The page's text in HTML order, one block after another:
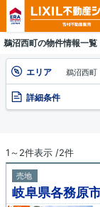
鵜沼西町の物件情報一覧
エリア 鵜沼西町
詳細条件
1～2件表示 /2件
売地